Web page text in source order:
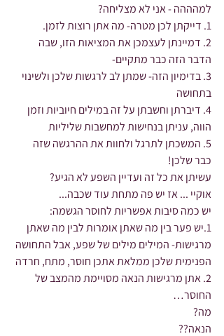
למהההה - אני לא מצליחה?
1. דייקתן לכן מטרה- מה אתן רוצות לזמן.
2. דמיינתן לעצמכן את המציאות הזו, שבה
הדבר הזה כבר מתקיים-
3. בדימיון הזה- שמתן לב לרגשות שלכן ולשינוי
בתחושה
4. דיברתן וחשבתן על זה במילים חיוביות וזמן
הווה, עניתן בנחישות למחשבות שליליות
5. המשכתן לתרגל ולחוות את ההרגשה שזה
כבר שלכן!
עשיתן את כל זה ועדיין השפע לא הגיע?
אוקיי ... אז יש פה מתחת עוד שכבה...
יש כמה סיבות אפשריות לחוסר הגשמה:
1.יש פער בין מה שאתן אומרות לבין מה שאתן
מרגישות- המילים מילים של שפע, אבל התחושה
הפנימית שלכן ממלאת אתכן חוסר, מתח, חרדה
2. אתן מרגישות הנאה מסויימת מהמצב של
החוסר…
מה?
הנאה??